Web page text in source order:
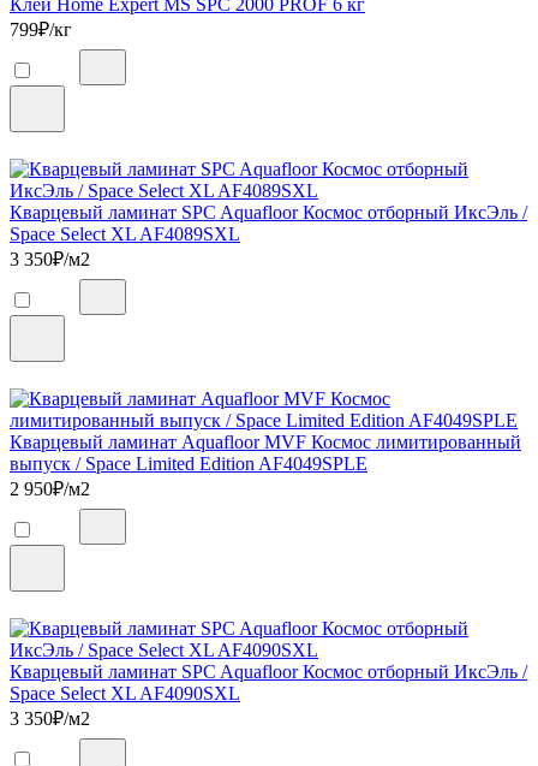
Клей Home Expert MS SPC 2000 PROF 6 кг
799₽/кг
Кварцевый ламинат SPC Aquafloor Космос отборный ИксЭль /
Space Select XL AF4089SXL
3 350₽/м2
Кварцевый ламинат Aquafloor MVF Космос лимитированный
выпуск / Space Limited Edition AF4049SPLE
2 950₽/м2
Кварцевый ламинат SPC Aquafloor Космос отборный ИксЭль /
Space Select XL AF4090SXL
3 350₽/м2